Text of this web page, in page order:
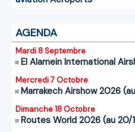
AGENDA
Mardi 8 Septembre
El Alamein International
Mercredi 7 Octobre
Marrakech Airshow 2026
Dimanche 18 Octobre
Routes World 2026 (au